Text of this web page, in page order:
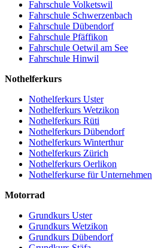
Fahrschule Volketswil
Fahrschule Schwerzenbach
Fahrschule Dübendorf
Fahrschule Pfäffikon
Fahrschule Oetwil am See
Fahrschule Hinwil
Nothelferkurs
Nothelferkurs Uster
Nothelferkurs Wetzikon
Nothelferkurs Rüti
Nothelferkurs Dübendorf
Nothelferkurs Winterthur
Nothelferkurs Zürich
Nothelferkurs Oerlikon
Nothelferkurse für Unternehmen
Motorrad
Grundkurs Uster
Grundkurs Wetzikon
Grundkurs Dübendorf